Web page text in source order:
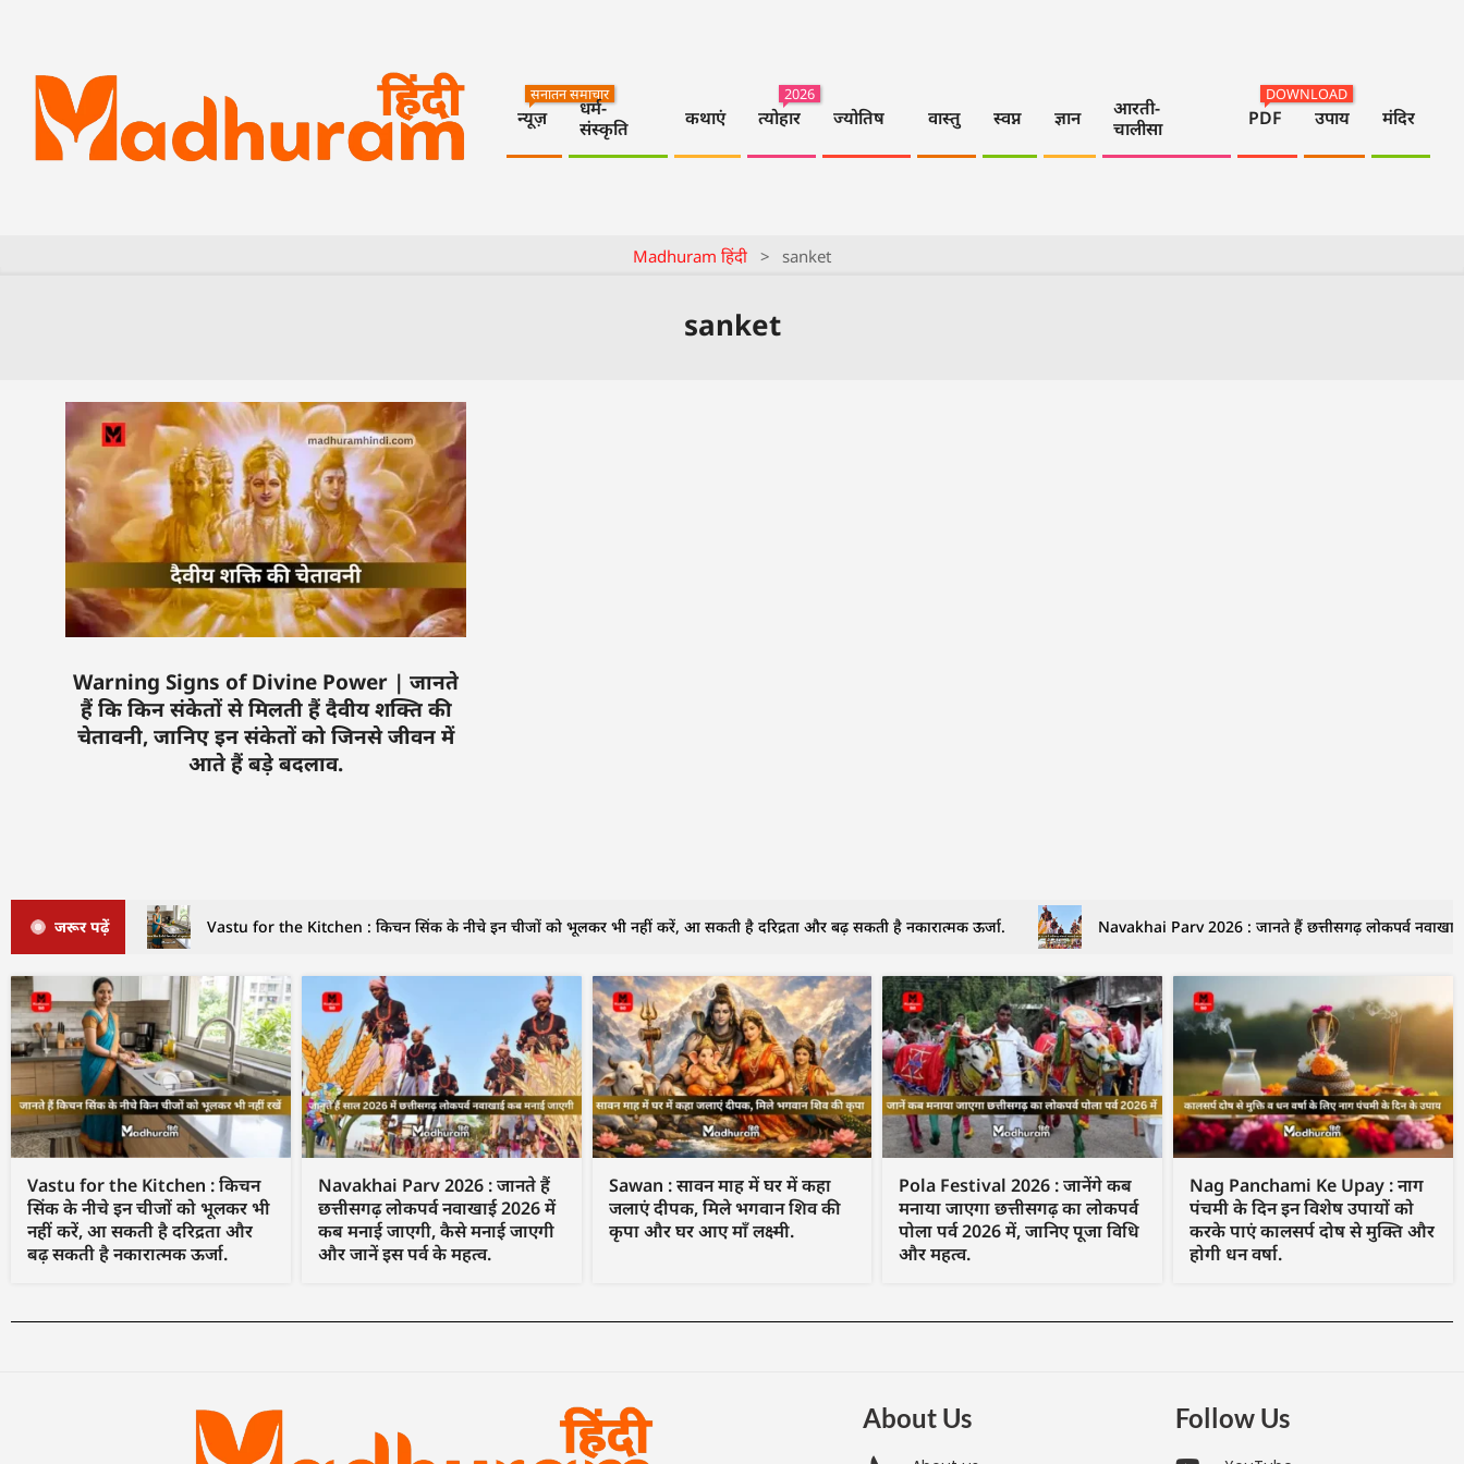
न्यूज़
सनातन समाचार
धर्म-
संस्कृति
कथाएं त्योहार
2026
ज्योतिष वास्तु स्वप्न ज्ञान
आरती-
चालीसा
PDF
DOWNLOAD
उपाय मंदिर
Madhuram हिंदी > sanket
sanket
Warning Signs of Divine Power | जानते
हैं कि किन संकेतों से मिलती हैं दैवीय शक्ति की
चेतावनी, जानिए इन संकेतों को जिनसे जीवन में
आते हैं बड़े बदलाव.
जरूर पढ़ें Vastu for the Kitchen : किचन सिंक के नीचे इन चीजों को भूलकर भी नहीं करें, आ सकती है दरिद्रता और बढ़ सकती है नकारात्मक ऊर्जा. Navakhai Parv 2026 : जानते हैं छत्तीसगढ़ लोकपर्व
Vastu for the Kitchen : किचन
सिंक के नीचे इन चीजों को भूलकर भी
नहीं करें, आ सकती है दरिद्रता और
बढ़ सकती है नकारात्मक ऊर्जा.
Navakhai Parv 2026 : जानते हैं
छत्तीसगढ़ लोकपर्व नवाखाई 2026 में
कब मनाई जाएगी, कैसे मनाई जाएगी
और जानें इस पर्व के महत्व.
Sawan : सावन माह में घर में कहा
जलाएं दीपक, मिले भगवान शिव की
कृपा और घर आए माँ लक्ष्मी.
Pola Festival 2026 : जानेंगे कब
मनाया जाएगा छत्तीसगढ़ का लोकपर्व
पोला पर्व 2026 में, जानिए पूजा विधि
और महत्व.
Nag Panchami Ke Upay : नाग
पंचमी के दिन इन विशेष उपायों को
करके पाएं कालसर्प दोष से मुक्ति और
होगी धन वर्षा.
About Us Follow Us